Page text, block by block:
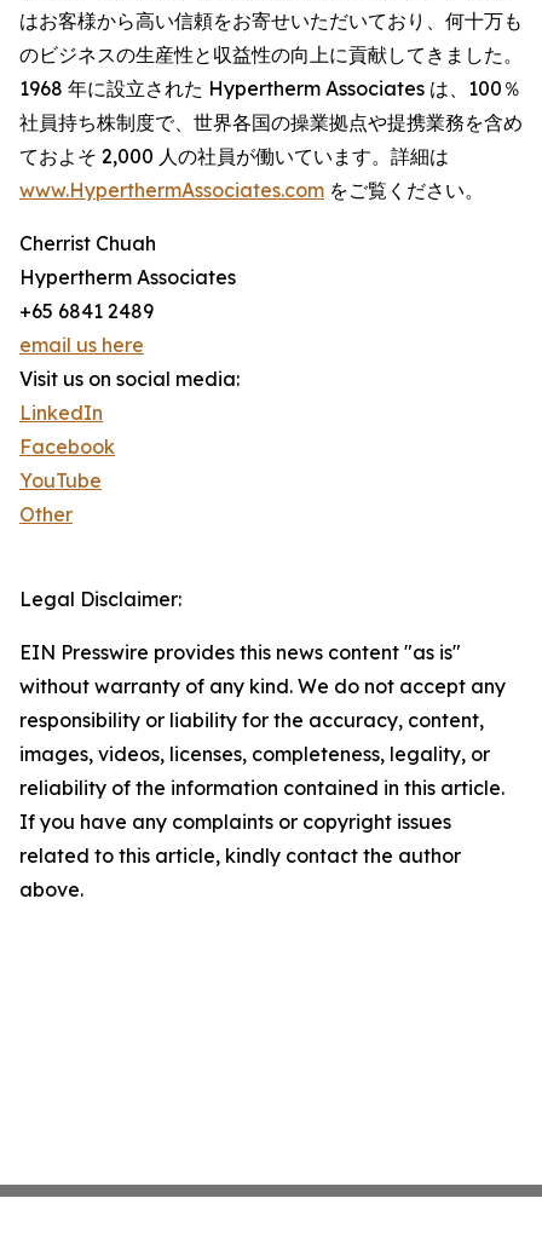
はお客様から高い信頼をお寄せいただいており、何十万も
のビジネスの生産性と収益性の向上に貢献してきました。
1968 年に設立された Hypertherm Associates は、100％
社員持ち株制度で、世界各国の操業拠点や提携業務を含め
ておよそ 2,000 人の社員が働いています。詳細は
www.HyperthermAssociates.com をご覧ください。
Cherrist Chuah
Hypertherm Associates
+65 6841 2489
email us here
Visit us on social media:
LinkedIn
Facebook
YouTube
Other
Legal Disclaimer:
EIN Presswire provides this news content "as is"
without warranty of any kind. We do not accept any
responsibility or liability for the accuracy, content,
images, videos, licenses, completeness, legality, or
reliability of the information contained in this article.
If you have any complaints or copyright issues
related to this article, kindly contact the author
above.